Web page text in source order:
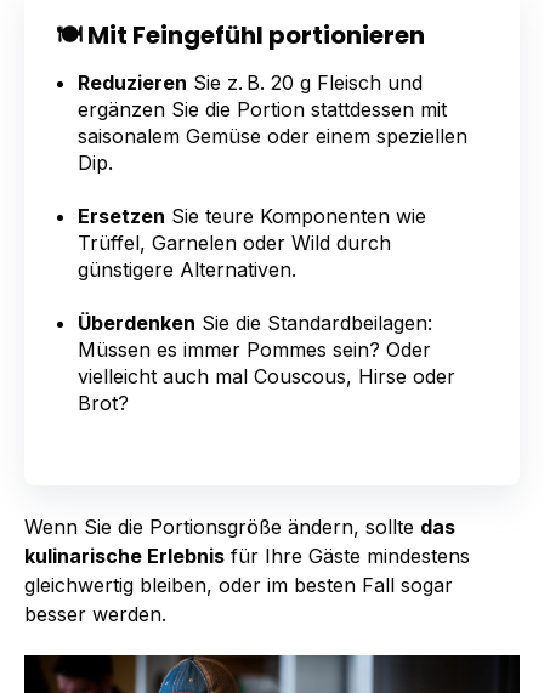
🍽️Mit Feingefühl portionieren
Reduzieren Sie z. B. 20 g Fleisch und
ergänzen Sie die Portion stattdessen mit
saisonalem Gemüse oder einem speziellen
Dip.
Ersetzen Sie teure Komponenten wie
Trüffel, Garnelen oder Wild durch
günstigere Alternativen.
Überdenken Sie die Standardbeilagen:
Müssen es immer Pommes sein? Oder
vielleicht auch mal Couscous, Hirse oder
Brot?
Wenn Sie die Portionsgröße ändern, sollte das
kulinarische Erlebnis für Ihre Gäste mindestens
gleichwertig bleiben, oder im besten Fall sogar
besser werden.